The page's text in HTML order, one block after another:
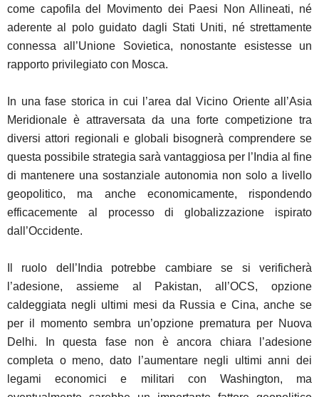
come capofila del Movimento dei Paesi Non Allineati, né
aderente al polo guidato dagli Stati Uniti, né strettamente
connessa all’Unione Sovietica, nonostante esistesse un
rapporto privilegiato con Mosca.
In una fase storica in cui l’area dal Vicino Oriente all’Asia
Meridionale è attraversata da una forte competizione tra
diversi attori regionali e globali bisognerà comprendere se
questa possibile strategia sarà vantaggiosa per l’India al fine
di mantenere una sostanziale autonomia non solo a livello
geopolitico, ma anche economicamente, rispondendo
efficacemente al processo di globalizzazione ispirato
dall’Occidente.
Il ruolo dell’India potrebbe cambiare se si verificherà
l’adesione, assieme al Pakistan, all’OCS, opzione
caldeggiata negli ultimi mesi da Russia e Cina, anche se
per il momento sembra un’opzione prematura per Nuova
Delhi. In questa fase non è ancora chiara l’adesione
completa o meno, dato l’aumentare negli ultimi anni dei
legami economici e militari con Washington, ma